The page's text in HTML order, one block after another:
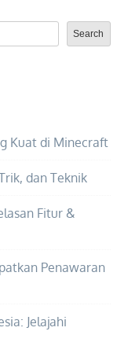
Search
Kuat di Minecraft
dan Teknik
Fitur &
Penawaran
Jelajahi